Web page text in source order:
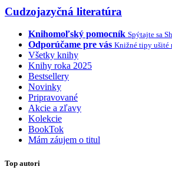
Cudzojazyčná literatúra
Knihomoľský pomocník Spýtajte sa
Odporúčame pre vás Knižné tipy ušité
Všetky knihy
Knihy roka 2025
Bestsellery
Novinky
Pripravované
Akcie a zľavy
Kolekcie
BookTok
Mám záujem o titul
Top autori